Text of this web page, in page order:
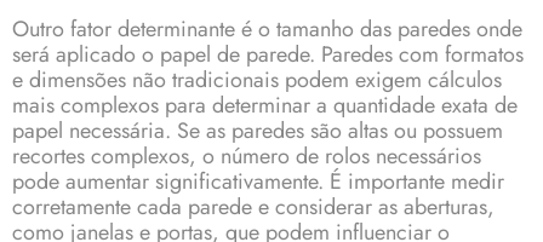
Outro fator determinante é o tamanho das paredes onde
será aplicado o papel de parede. Paredes com formatos
e dimensões não tradicionais podem exigem cálculos
mais complexos para determinar a quantidade exata de
papel necessária. Se as paredes são altas ou possuem
recortes complexos, o número de rolos necessários
pode aumentar significativamente. É importante medir
corretamente cada parede e considerar as aberturas,
como janelas e portas, que podem influenciar o